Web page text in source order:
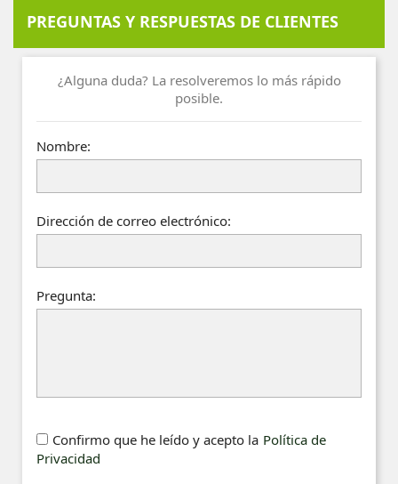
PREGUNTAS Y RESPUESTAS DE CLIENTES
¿Alguna duda? La resolveremos lo más rápido
posible.
Nombre:
Dirección de correo electrónico:
Pregunta:
Confirmo que he leído y acepto la Política de
Privacidad